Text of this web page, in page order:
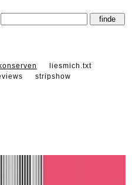
liesmich.txt
stripshow